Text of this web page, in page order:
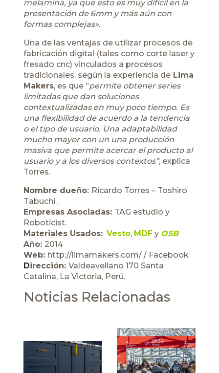
melamina, ya que esto es muy difícil en la
presentación de 6mm y más aún con
formas complejas».
Una de las ventajas de utilizar procesos de
fabricación digital (tales como corte laser y
fresado cnc) vinculados a procesos
tradicionales, según la experiencia de Lima
Makers, es que “permite obtener series
limitadas que dan soluciones
contextualizadas en muy poco tiempo. Es
una flexibilidad de acuerdo a la tendencia
o el tipo de usuario. Una adaptabilidad
mucho mayor con un una producción
masiva que permite acercar el producto al
usuario y a los diversos contextos”, explica
Torres.
Nombre dueño: Ricardo Torres – Toshiro
Tabuchi .
Empresas Asociadas: TAG estudio y
Roboticist.
Materiales Usados: Vesto, MDF y OSB
Año: 2014
Web: http://limamakers.com/ / Facebook
Dirección: Valdeavellano 170 Santa
Catalina, La Victoria, Perú.
Noticias Relacionadas